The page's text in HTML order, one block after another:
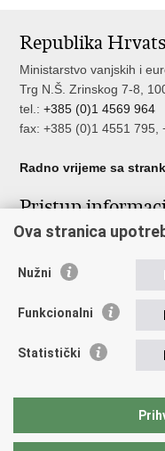
Facebooku
Twitteru
Republika
Ministarstvo vanjskih i
Trg N.Š. Zrinskog 7-8,
tel.:+385 (0)1 4569 964
fax: +385 (0)1 4551 795,
Radno vrijeme sa
Pristup
Pristup informacijama
Nepravilnosti
Javna nabava u MVEP-u
Nadzor rada i unutarnja
Ova stranica
Nužni
Funkcionalni
Statistički